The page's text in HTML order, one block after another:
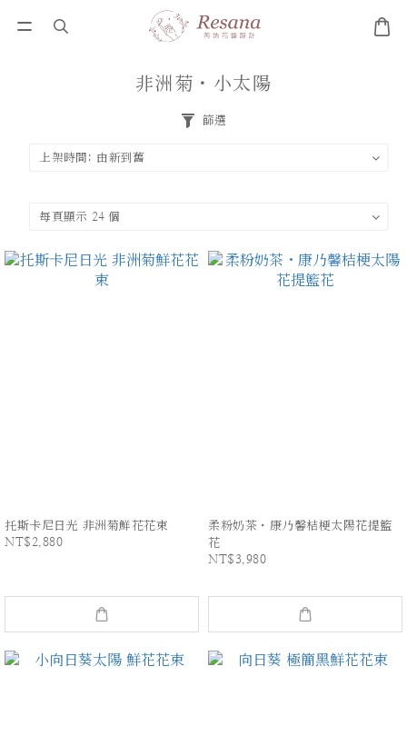
非洲菊・小太陽
篩選
托斯卡尼日光 非洲菊鮮花花束
NT$2,880
柔粉奶茶・康乃馨桔梗太陽花提籃
花
NT$3,980